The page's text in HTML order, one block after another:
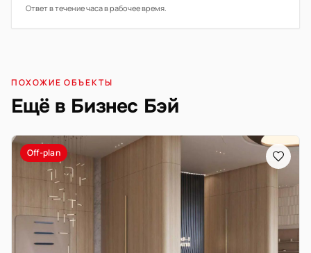
Ответ в течение часа в рабочее время.
ПОХОЖИЕ ОБЪЕКТЫ
Ещё в Бизнес Бэй
Off-plan